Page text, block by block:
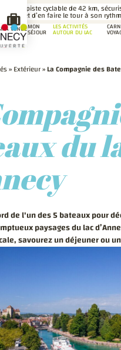
Une piste cyclable de 42 km,
permet d’en faire le tour à son
MON
SÉJOUR
LES ACTIVITÉS
AUTOUR DU LAC
MA VENUE
»Extérieur»La Compagnie des
du
de l'un des 5 bateaux pour
paysages du lac
savourez un déjeuner ou